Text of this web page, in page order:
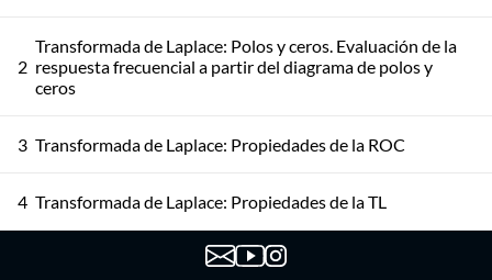
2
Transformada de Laplace: Polos y ceros. Evaluación de la
respuesta frecuencial a partir del diagrama de polos y
ceros
3 Transformada de Laplace: Propiedades de la ROC
4 Transformada de Laplace: Propiedades de la TL
Transformada de Laplace: Repaso de TL y cierre de